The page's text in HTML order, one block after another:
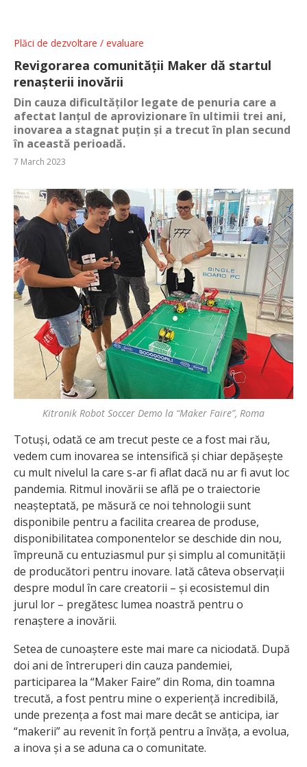
Plăci de dezvoltare / evaluare
Revigorarea comunității Maker dă startul
renașterii inovării
Din cauza dificultăților legate de penuria care a
afectat lanțul de aprovizionare în ultimii trei ani,
inovarea a stagnat puțin și a trecut în plan secund
în această perioadă.
7 March 2023
Kitronik Robot Soccer Demo la “Maker Faire”, Roma
Totuși, odată ce am trecut peste ce a fost mai rău,
vedem cum inovarea se intensifică și chiar depășește
cu mult nivelul la care s-ar fi aflat dacă nu ar fi avut loc
pandemia. Ritmul inovării se află pe o traiectorie
neașteptată, pe măsură ce noi tehnologii sunt
disponibile pentru a facilita crearea de produse,
disponibilitatea componentelor se deschide din nou,
împreună cu entuziasmul pur și simplu al comunității
de producători pentru inovare. Iată câteva observații
despre modul în care creatorii – și ecosistemul din
jurul lor – pregătesc lumea noastră pentru o
renaștere a inovării.
Setea de cunoaștere este mai mare ca niciodată. După
doi ani de întreruperi din cauza pandemiei,
participarea la “Maker Faire” din Roma, din toamna
trecută, a fost pentru mine o experiență incredibilă,
unde prezența a fost mai mare decât se anticipa, iar
“makerii” au revenit în forță pentru a învăța, a evolua,
a inova și a se aduna ca o comunitate.